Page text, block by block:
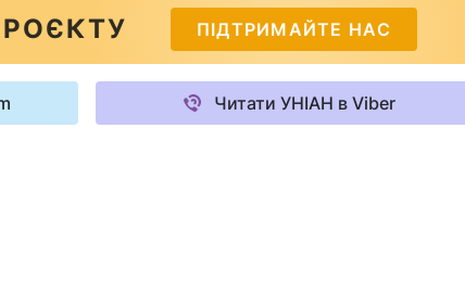
ПІДТРИМАЙТЕ НАС
Читати УНІАН в Viber